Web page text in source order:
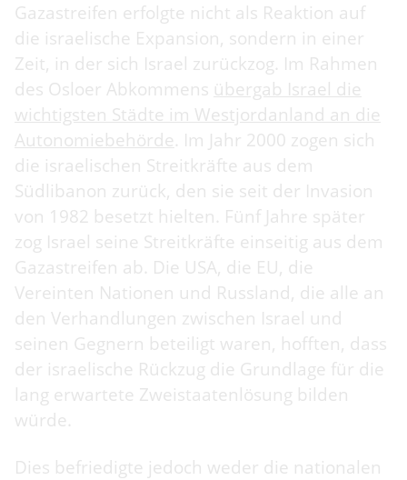
Gazastreifen erfolgte nicht als Reaktion auf
die israelische Expansion, sondern in einer
Zeit, in der sich Israel zurückzog. Im Rahmen
des Osloer Abkommens übergab Israel die
wichtigsten Städte im Westjordanland an die
Autonomiebehörde. Im Jahr 2000 zogen sich
die israelischen Streitkräfte aus dem
Südlibanon zurück, den sie seit der Invasion
von 1982 besetzt hielten. Fünf Jahre später
zog Israel seine Streitkräfte einseitig aus dem
Gazastreifen ab. Die USA, die EU, die
Vereinten Nationen und Russland, die alle an
den Verhandlungen zwischen Israel und
seinen Gegnern beteiligt waren, hofften, dass
der israelische Rückzug die Grundlage für die
lang erwartete Zweistaatenlösung bilden
würde.
Dies befriedigte jedoch weder die nationalen